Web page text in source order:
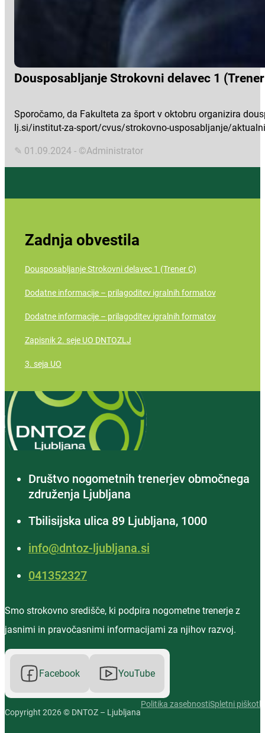
Dousposabljanje Strokovni delavec 1
Sporočamo, da Fakulteta za šport v oktobru organizira
lj.si/institut-za-sport/cvus/strokovno-usposabljanje/
✎ 01.09.2024 - ©Administrator
Društvo nogometnih trenerjev območnega
združenja Ljubljana
Tbilisijska ulica 89 Ljubljana, 1000
info@dntoz-ljubljana.si
‭041352327‬
Smo strokovno središče, ki podpira nogometne trenerje z
jasnimi in pravočasnimi informacijami za njihov razvoj.
Facebook YouTube
Copyright 2026 © DNTOZ – Ljubljana
Politika zasebnostiSpletni piškotki
Zadnja obvestila
Dousposabljanje Strokovni delavec 1 (Trener C)
Dodatne informacije – prilagoditev igralnih formatov
Dodatne informacije – prilagoditev igralnih formatov
Zapisnik 2. seje UO DNTOZLJ
3. seja UO